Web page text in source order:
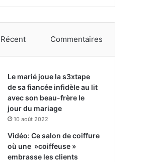
Récent Commentaires
Le marié joue la s3xtape
de sa fiancée infidèle au lit
avec son beau-frère le
jour du mariage
10 août 2022
Vidéo: Ce salon de coiffure
où une »coiffeuse »
embrasse les clients